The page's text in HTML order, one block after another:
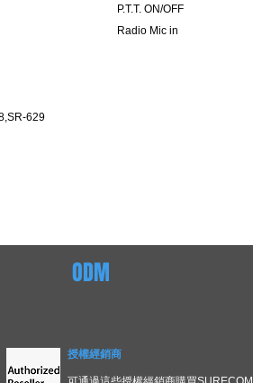
P.T.T. ON/OFF
Radio Mic in
629
ODM
授權經銷商